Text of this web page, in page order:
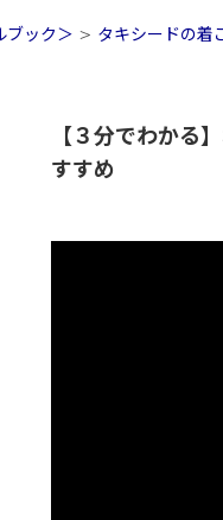
ブック＞ > タキシードの着
【３分でわかる
すすめ